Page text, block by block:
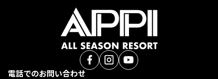
電話でのお問い合わせ